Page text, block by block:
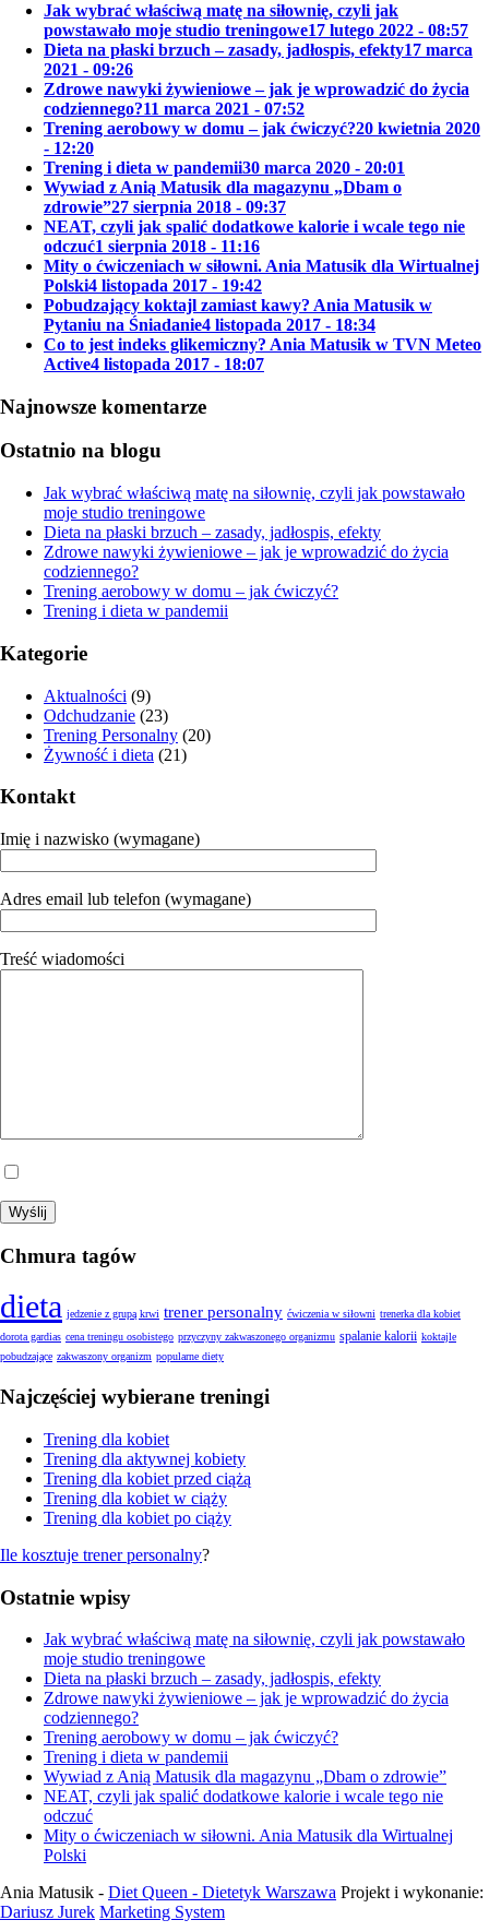
Jak wybrać właściwą matę na siłownię, czyli jak
powstawało moje studio treningowe17 lutego 2022 - 08:57
Dieta na płaski brzuch – zasady, jadłospis, efekty17 marca
2021 - 09:26
Zdrowe nawyki żywieniowe – jak je wprowadzić do życia
codziennego?11 marca 2021 - 07:52
Trening aerobowy w domu – jak ćwiczyć?20 kwietnia 2020
- 12:20
Trening i dieta w pandemii30 marca 2020 - 20:01
Wywiad z Anią Matusik dla magazynu „Dbam o
zdrowie”27 sierpnia 2018 - 09:37
NEAT, czyli jak spalić dodatkowe kalorie i wcale tego nie
odczuć1 sierpnia 2018 - 11:16
Mity o ćwiczeniach w siłowni. Ania Matusik dla Wirtualnej
Polski4 listopada 2017 - 19:42
Pobudzający koktajl zamiast kawy? Ania Matusik w
Pytaniu na Śniadanie4 listopada 2017 - 18:34
Co to jest indeks glikemiczny? Ania Matusik w TVN Meteo
Active4 listopada 2017 - 18:07
Najnowsze komentarze
Ostatnio na blogu
Jak wybrać właściwą matę na siłownię, czyli jak powstawało
moje studio treningowe
Dieta na płaski brzuch – zasady, jadłospis, efekty
Zdrowe nawyki żywieniowe – jak je wprowadzić do życia
codziennego?
Trening aerobowy w domu – jak ćwiczyć?
Trening i dieta w pandemii
Kategorie
Aktualności (9)
Odchudzanie (23)
Trening Personalny (20)
Żywność i dieta (21)
Kontakt
Imię i nazwisko (wymagane)
Adres email lub telefon (wymagane)
Treść wiadomości
Chmura tagów
dieta jedzenie z grupą krwi trener personalny ćwiczenia w siłowni trenerka dla kobiet
dorota gardias cena treningu osobistego przyczyny zakwaszonego organizmu spalanie kalorii koktajle
pobudzające zakwaszony organizm popularne diety
Najczęściej wybierane treningi
Trening dla kobiet
Trening dla aktywnej kobiety
Trening dla kobiet przed ciążą
Trening dla kobiet w ciąży
Trening dla kobiet po ciąży
Ile kosztuje trener personalny?
Ostatnie wpisy
Jak wybrać właściwą matę na siłownię, czyli jak powstawało
moje studio treningowe
Dieta na płaski brzuch – zasady, jadłospis, efekty
Zdrowe nawyki żywieniowe – jak je wprowadzić do życia
codziennego?
Trening aerobowy w domu – jak ćwiczyć?
Trening i dieta w pandemii
Wywiad z Anią Matusik dla magazynu „Dbam o zdrowie”
NEAT, czyli jak spalić dodatkowe kalorie i wcale tego nie
odczuć
Mity o ćwiczeniach w siłowni. Ania Matusik dla Wirtualnej
Polski
Ania Matusik - Diet Queen - Dietetyk Warszawa Projekt i wykonanie:
Dariusz Jurek Marketing System